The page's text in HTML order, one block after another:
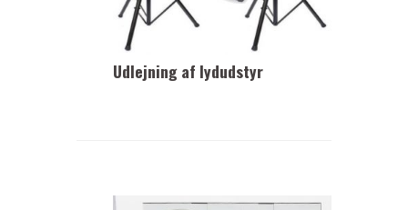
Udlejning af lydudstyr